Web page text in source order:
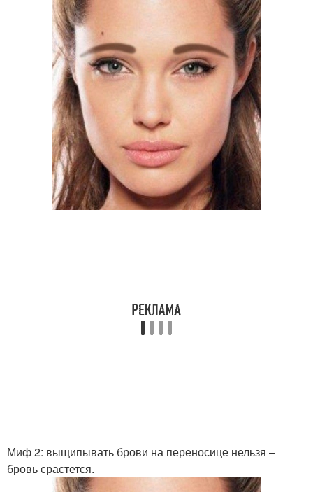
Миф 2: выщипывать брови на переносице нельзя –
бровь срастется.